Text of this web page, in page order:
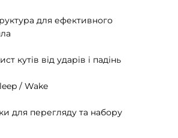
для ефективного
кутів від ударів і падінь
/ Wake
для перегляду та набору